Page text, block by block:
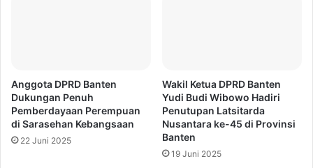
Anggota DPRD Banten
Dukungan Penuh
Pemberdayaan Perempuan
di Sarasehan Kebangsaan
22 Juni 2025
Wakil Ketua DPRD Banten
Yudi Budi Wibowo Hadiri
Penutupan Latsitarda
Nusantara ke-45 di Provinsi
Banten
19 Juni 2025